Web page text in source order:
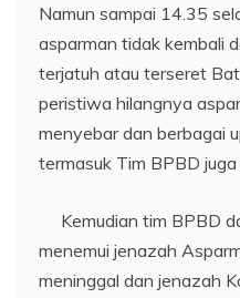
Namun sampai 14.35
asparman tidak kembali
terjatuh atau terseret
peristiwa hilangnya
menyebar dan berbagai
termasuk Tim BPBD
Kemudian tim BPBD
menemui jenazah
meninggal dan jenazah